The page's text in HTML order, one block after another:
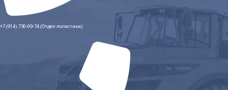
+7 (914) 730-09-74 (Отдел логистики)